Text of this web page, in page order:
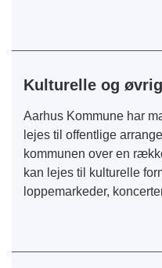
Kulturelle og
Aarhus Kommune har
lejes til offentlige
kommunen over en
kan lejes til kulturelle
loppemarkeder,